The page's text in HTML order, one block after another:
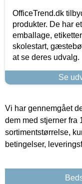
OfficeTrend.dk
produkter. De har
emballage,
skolestart,
at se deres udvalg.
Se
Vi har gennemgået
dem med stjerner fra
sortimentstørrelse,
betingelser,